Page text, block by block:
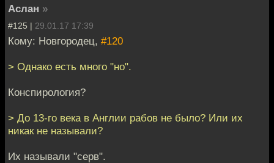
Аслан »
#125 | 29.01.17 17:39
Кому: Новгородец, #120
> Однако есть много "но".
Конспирология?
> До 13-го века в Англии рабов не было? Или их
никак не называли?
Их называли "серв".